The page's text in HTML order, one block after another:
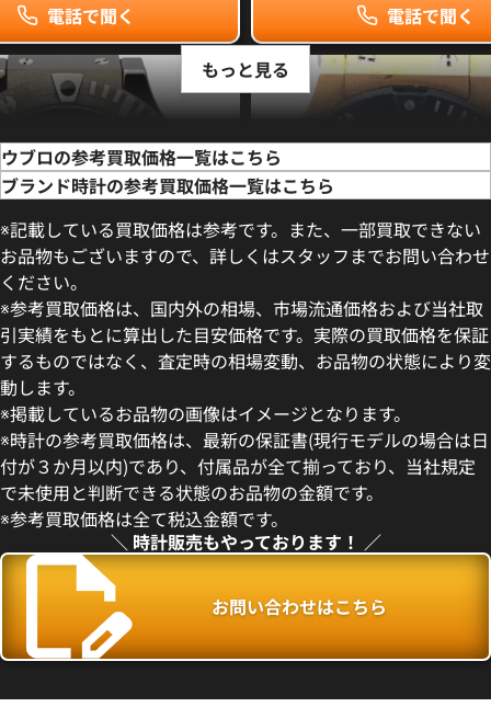
電話で聞く
電話で聞く
バン キング アイスバン
格
合わせください
電話で聞く
312.PM.1128.RX
参考買取価格
価格はお問い合わせください
もっと見る
ウブロの参考買取価格一覧はこちら
ブランド時計の参考買取価格一覧はこちら
※記載している買取価格は参考です。また、一部買取できない
お品物もございますので、詳しくはスタッフまでお問い合わせ
ください。
※参考買取価格は、国内外の相場、市場流通価格および当社取
引実績をもとに算出した目安価格です。実際の買取価格を保証
するものではなく、査定時の相場変動、お品物の状態により変
動します。
※掲載しているお品物の画像はイメージとなります。
※時計の参考買取価格は、最新の保証書(現行モデルの場合は日
付が３か月以内)であり、付属品が全て揃っており、当社規定
で未使用と判断できる状態のお品物の金額です。
※参考買取価格は全て税込金額です。
＼ 時計販売もやっております！ ／
お問い合わせはこちら